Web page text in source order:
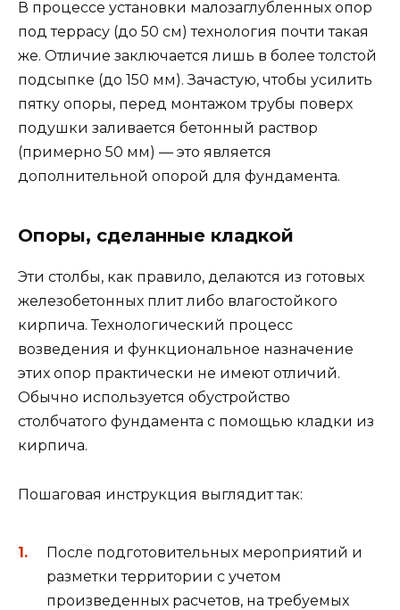
В процессе установки малозаглубленных опор
под террасу (до 50 см) технология почти такая
же. Отличие заключается лишь в более толстой
подсыпке (до 150 мм). Зачастую, чтобы усилить
пятку опоры, перед монтажом трубы поверх
подушки заливается бетонный раствор
(примерно 50 мм) — это является
дополнительной опорой для фундамента.
Опоры, сделанные кладкой
Эти столбы, как правило, делаются из готовых
железобетонных плит либо влагостойкого
кирпича. Технологический процесс
возведения и функциональное назначение
этих опор практически не имеют отличий.
Обычно используется обустройство
столбчатого фундамента с помощью кладки из
кирпича.
Пошаговая инструкция выглядит так:
После подготовительных мероприятий и
разметки территории с учетом
произведенных расчетов, на требуемых